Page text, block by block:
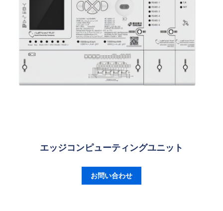
エッジコンピューティングユニット
お問い合わせ